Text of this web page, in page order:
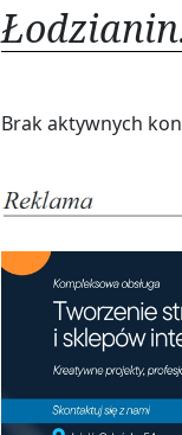
Brak aktywnych